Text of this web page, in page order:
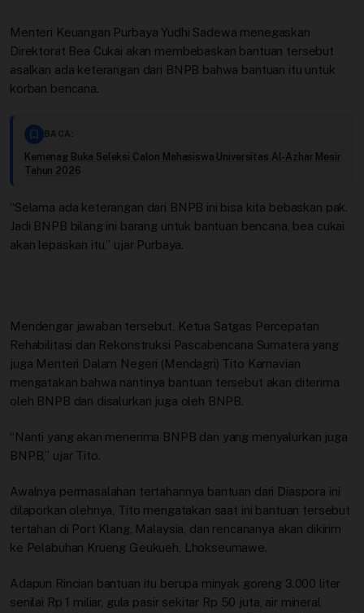
Menteri Keuangan Purbaya Yudhi Sadewa menegaskan
Direktorat Bea Cukai akan membebaskan bantuan tersebut
asalkan ada keterangan dari BNPB bahwa bantuan itu untuk
korban bencana.
BACA:
Kemenag Buka Seleksi Calon Mahasiswa Universitas Al-Azhar Mesir
Tahun 2026
“Selama ada keterangan dari BNPB ini bisa kita bebaskan pak.
Jadi BNPB bilang ini barang untuk bantuan bencana, bea cukai
akan lepaskan itu,” ujar Purbaya.
Mendengar jawaban tersebut, Ketua Satgas Percepatan
Rehabilitasi dan Rekonstruksi Pascabencana Sumatera yang
juga Menteri Dalam Negeri (Mendagri) Tito Karnavian
mengatakan bahwa nantinya bantuan tersebut akan diterima
oleh BNPB dan disalurkan juga oleh BNPB.
“Nanti yang akan menerima BNPB dan yang menyalurkan juga
BNPB,” ujar Tito.
Awalnya permasalahan tertahannya bantuan dari Diaspora ini
dilaporkan olehnya, Tito mengatakan saat ini bantuan tersebut
tertahan di Port Klang, Malaysia, dan rencananya akan dikirim
ke Pelabuhan Krueng Geukueh, Lhokseumawe.
Adapun Rincian bantuan itu berupa minyak goreng 3.000 liter
senilai Rp 1 miliar, gula pasir sekitar Rp 50 juta, air mineral